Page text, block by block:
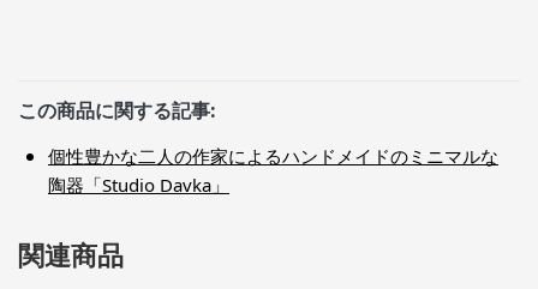
この商品に関する記事:
個性豊かな二人の作家によるハンドメイドのミニマルな
陶器「Studio Davka」
関連商品